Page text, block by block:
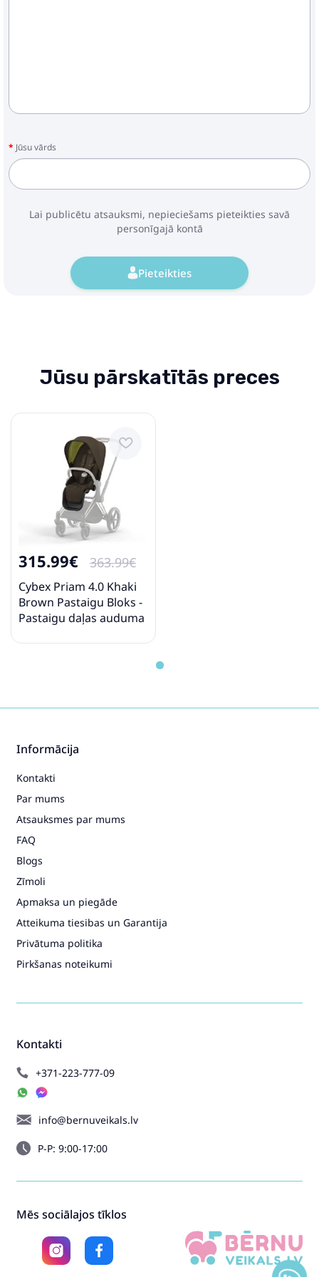
Ratu kulba Euro-Cart
Crox Taupe
131.79€ 158.99€
Cybex Mios Kurkova One Love
Ratu kulba
631.99€
Pirkt
Peg Perego YPSI True Black
Ratu kulba
242.89€
Pirkt
Cybex Mios True Red Pastaigu
266.99€ 307.99€
Pirkt
Jūsu vārds
Lai publicētu atsauksmi, nepieciešams pieteikties savā
personīgajā kontā
Pieteikties
Jūsu pārskatītās preces
315.99€ 363.99€
Cybex Priam 4.0 Khaki
Brown Pastaigu Bloks -
Pastaigu daļas auduma
Kontakti
+371-223-777-09
info@bernuveikals.lv
P-P: 9:00-17:00
Informācija
Kontakti
Par mums
Atsauksmes par mums
FAQ
Blogs
Zīmoli
Apmaksa un piegāde
Atteikuma tiesibas un Garantija
Privātuma politika
Pirkšanas noteikumi
Mēs sociālajos tīklos